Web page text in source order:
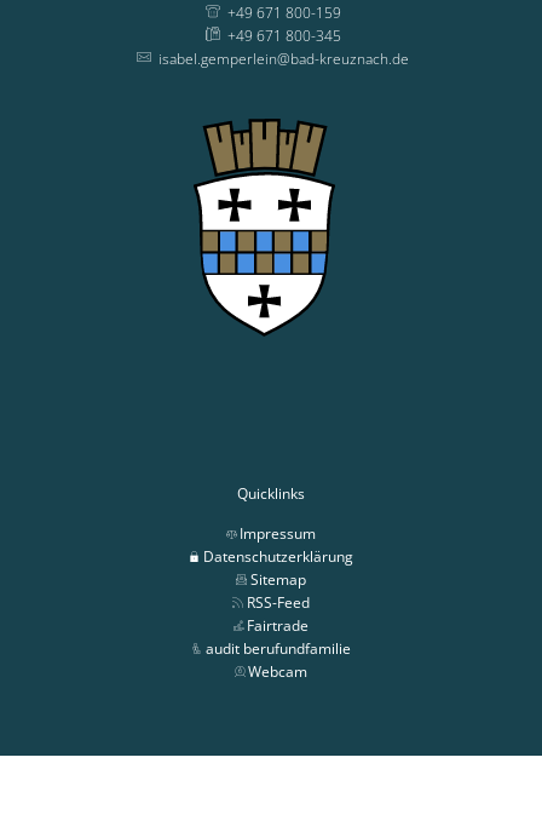
+49 671 800-159
+49 671 800-345
isabel.gemperlein@bad-kreuznach.de
Quicklinks
Impressum
Datenschutzerklärung
Sitemap
RSS-Feed
Fairtrade
audit berufundfamilie
Webcam